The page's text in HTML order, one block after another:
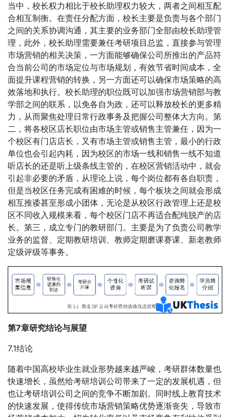
当中，校长权力相比于校长助理权力较大，两者之间相互配
合相互制衡。在责任分配方面，校长主要是负责与各个部门
之间的关系协调沟通，其主要的业务部门全部由校长助理管
理，此外，校长助理需要兼任考研项目总监，直接参与管理
市场营销的相关决策，一方面能够确保公司所推出的产品符
合当前公司的市场定位与市场规划，有效节省时间成本，全
面提升课程营销的转换，另一方面还可以确保市场策略的高
效落地和执行。校长助理的职位既可以加强市场营销部与教
学部之间的联系，以免各自为政，还可以释放校长的更多精
力，从而聚焦处理日常行政事务及把握公司整体大方向。第
二，将各校区店长职位由市场主管或销售主管兼任，因为一
个校区有门店店长，又有市场主管或销售主管，最小的行政
单位也会引起内耗，因为校区的市场一线和销售一线不知道
听店长的还是听上级条线主管的，在校区营销活动中，就会
引起非必要的矛盾，从理论上说，每个岗位都有各自职责，
但是当校区任务完成有困难的时候，每个板块之间就会形成
相互推诿甚至形成小团体，无论是从校区行政管理上还是校
区不同收入规模来看，每个校区门店不再适合配纯脱产的店
长。第三，成立专门的教研部门。主要是为了负责公司教学
业务的监督、定期教研培训、教师定期磨课赛课、新老教师
定级评级等事务。
第7章研究结论与展望
7.1结论
随着中国高校毕业生就业形势越来越严峻，考研群体数量也
快速增长，虽然给考研培训公司带来了一定的发展机遇，但
也让考研培训公司之间的竞争不断加剧。同时线上教育技术
的快速发展，使得传统市场营销策略优势逐渐丧失，导致市